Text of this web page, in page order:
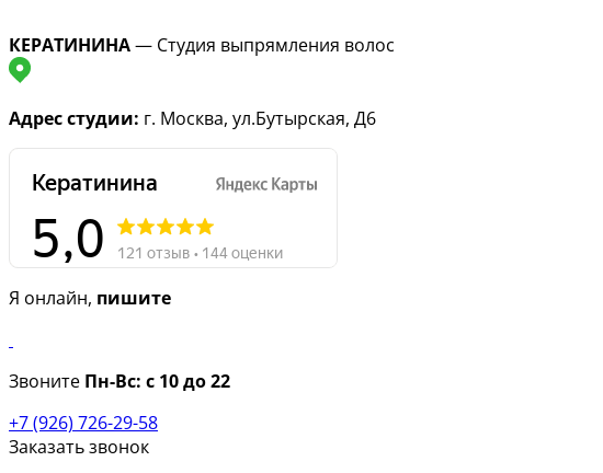
КЕРАТИНИНА— Студия выпрямления волос
Адрес студии: г. Москва, ул.Бутырская, Д6
Я онлайн, пишите
Звоните Пн-Вс: с 10 до 22
+7 (926) 726-29-58
Заказать звонок